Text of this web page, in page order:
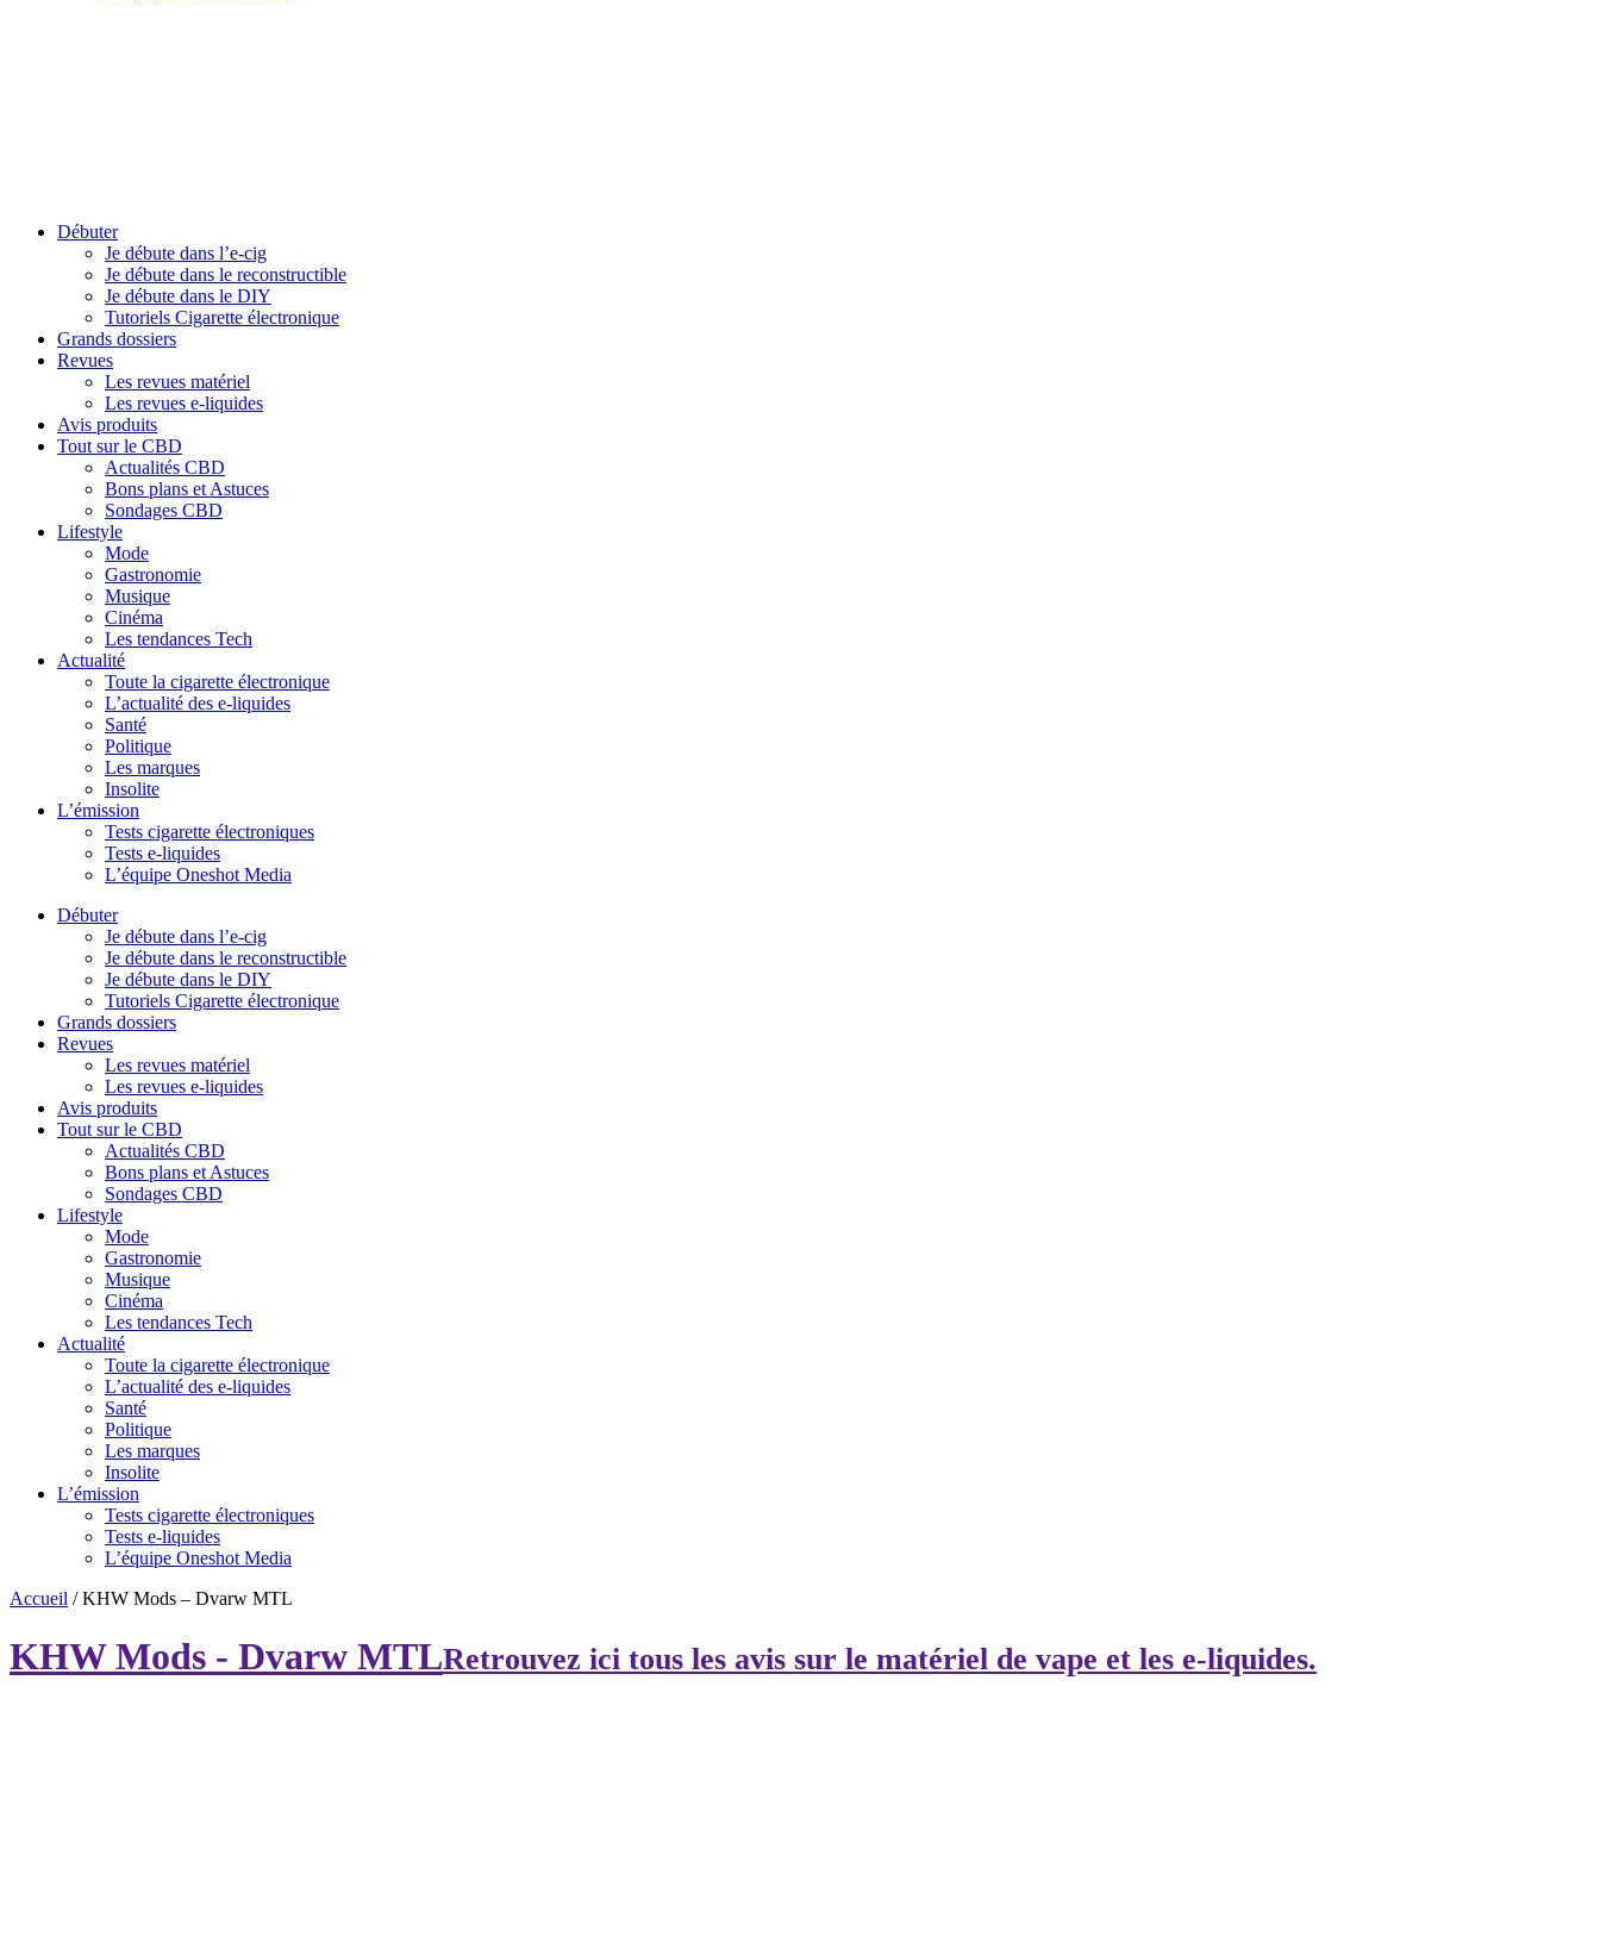
Débuter
Je débute dans l’e-cig
Je débute dans le reconstructible
Je débute dans le DIY
Tutoriels Cigarette électronique
Grands dossiers
Revues
Les revues matériel
Les revues e-liquides
Avis produits
Tout sur le CBD
Actualités CBD
Bons plans et Astuces
Sondages CBD
Lifestyle
Mode
Gastronomie
Musique
Cinéma
Les tendances Tech
Actualité
Toute la cigarette électronique
L’actualité des e-liquides
Santé
Politique
Les marques
Insolite
L’émission
Tests cigarette électroniques
Tests e-liquides
L’équipe Oneshot Media
Débuter
Je débute dans l’e-cig
Je débute dans le reconstructible
Je débute dans le DIY
Tutoriels Cigarette électronique
Grands dossiers
Revues
Les revues matériel
Les revues e-liquides
Avis produits
Tout sur le CBD
Actualités CBD
Bons plans et Astuces
Sondages CBD
Lifestyle
Mode
Gastronomie
Musique
Cinéma
Les tendances Tech
Actualité
Toute la cigarette électronique
L’actualité des e-liquides
Santé
Politique
Les marques
Insolite
L’émission
Tests cigarette électroniques
Tests e-liquides
L’équipe Oneshot Media
Accueil /KHW Mods – Dvarw MTL
KHW Mods - Dvarw MTLRetrouvez ici tous les avis sur le matériel de vape et les e-liquides.